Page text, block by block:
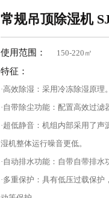
常规吊顶除湿机
使用范围： 150-220㎡
特征：
·高效除湿：采用冷冻除湿原理。
·自带除尘功能：配置高效过滤
·超低静音：机组内部采用了
湿机整体运行噪音更低。
·自动排水功能：自带自带排水
·多重保护：具有低压过载保